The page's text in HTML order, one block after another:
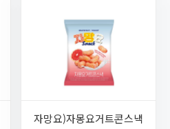
자망요)자몽요거트콘스낵